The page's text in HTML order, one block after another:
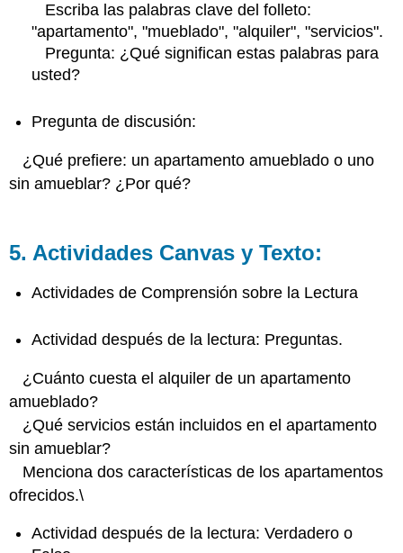
Escriba las palabras clave del folleto:
"apartamento", "mueblado", "alquiler", "servicios".
Pregunta: ¿Qué significan estas palabras para
usted?
Pregunta de discusión:
¿Qué prefiere: un apartamento amueblado o uno
sin amueblar? ¿Por qué?
5. Actividades Canvas y Texto:
Actividades de Comprensión sobre la Lectura
Actividad después de la lectura: Preguntas.
¿Cuánto cuesta el alquiler de un apartamento
amueblado?
¿Qué servicios están incluidos en el apartamento
sin amueblar?
Menciona dos características de los apartamentos
ofrecidos.\
Actividad después de la lectura: Verdadero o